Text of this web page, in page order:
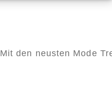
Mit den neusten Mode